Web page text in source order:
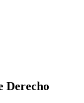
Derecho